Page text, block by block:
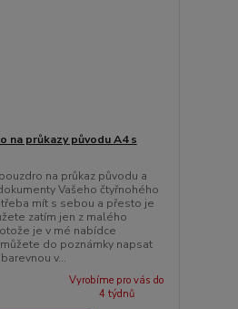
na průkazy původu A4 s
na průkaz původu a
Vašeho čtyřnohého
mít s sebou a přesto je
zatím jen z malého
je v mé nabídce
do poznámky napsat
v...
Vyrobíme pro vás do
4 týdnů